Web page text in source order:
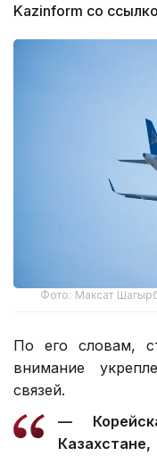
Kazinform со
Фото: Максат
По его словам,
внимание
связей.
—